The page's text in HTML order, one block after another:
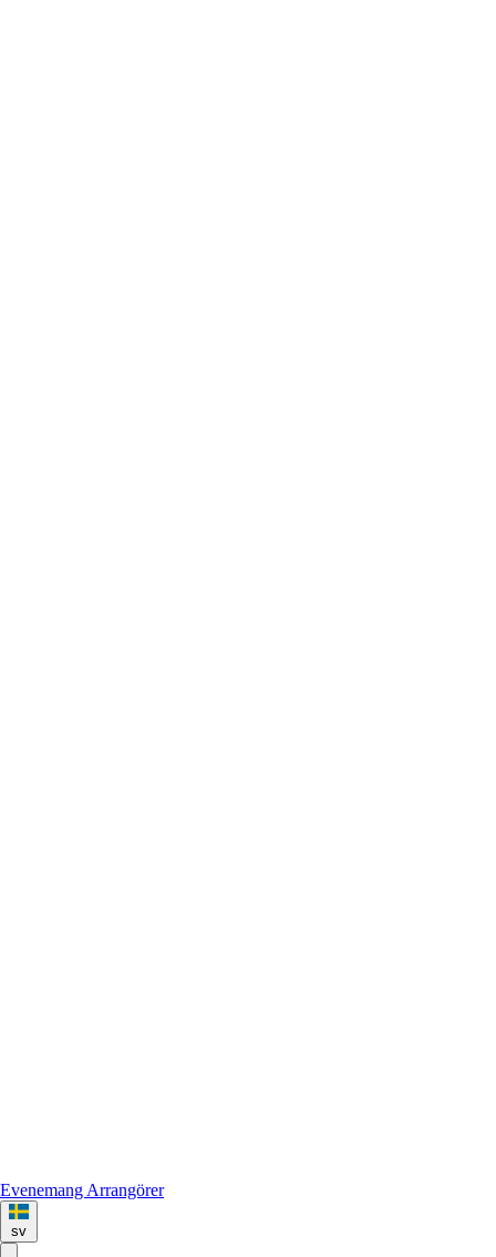
Evenemang Arrangörer
sv